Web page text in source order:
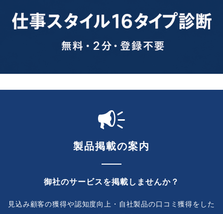
製品掲載の案内
御社のサービスを掲載しませんか？
見込み顧客の獲得や認知度向上・自社製品の口コミ獲得をした